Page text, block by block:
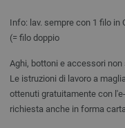
Info: lav. sempre con 1 filo in
(= filo doppio
Aghi, bottoni e accessori
Le istruzioni di lavoro a
ottenuti gratuitamente con
richiesta anche in forma